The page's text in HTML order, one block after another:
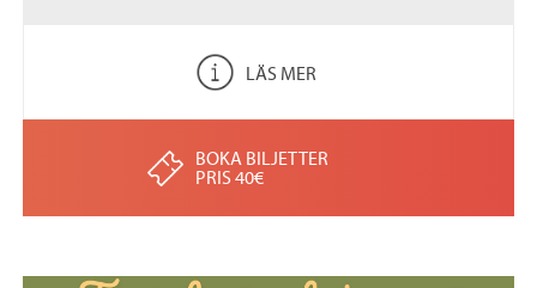
LÄS MER
BOKA BILJETTER
PRIS 40€